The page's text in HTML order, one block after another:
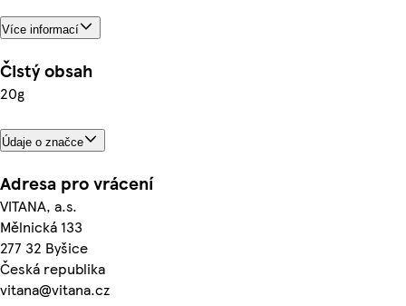
Více informací
Čistý obsah
20g
Údaje o značce
Adresa pro vrácení
VITANA, a.s.
Mělnická 133
277 32 Byšice
Česká republika
vitana@vitana.cz